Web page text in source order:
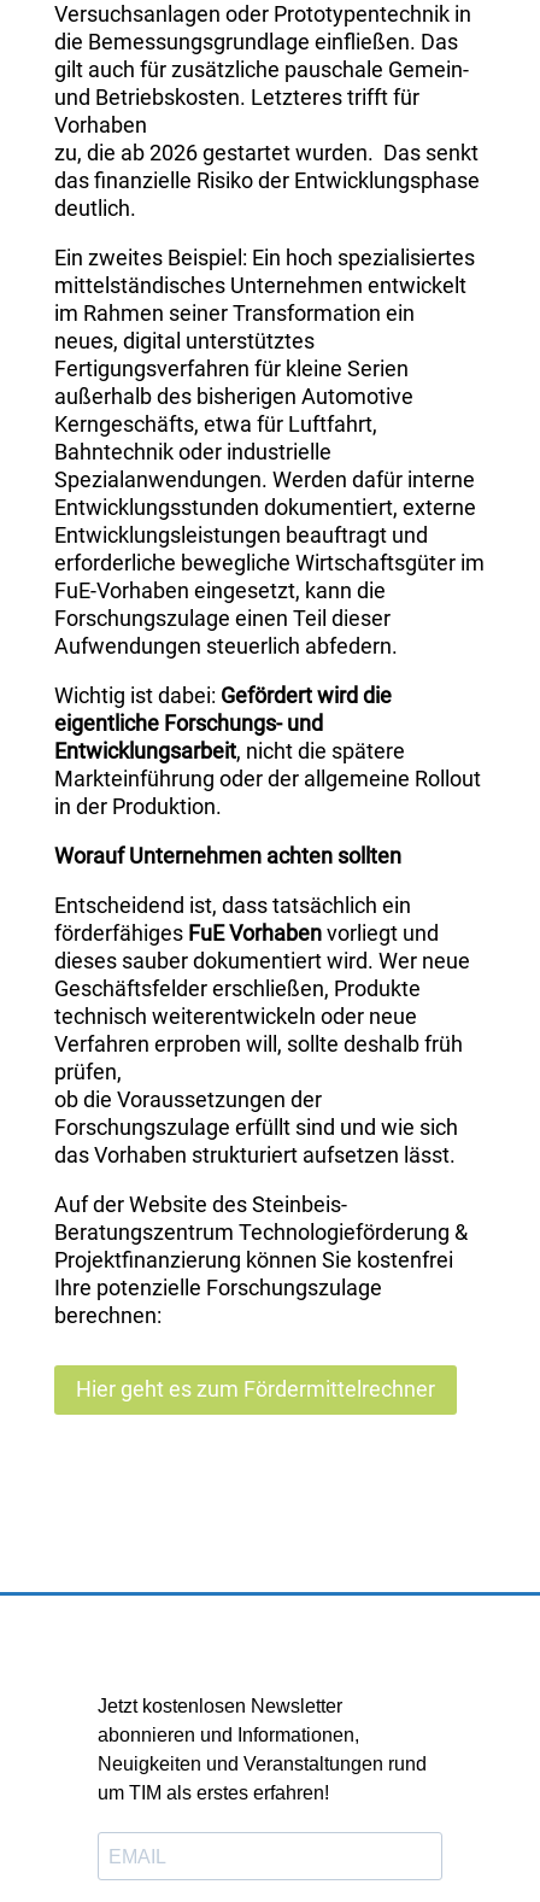
Versuchsanlagen oder Prototypentechnik in
die Bemessungsgrundlage einfließen. Das
gilt auch für zusätzliche pauschale Gemein-
und Betriebskosten. Letzteres trifft für
Vorhaben
zu, die ab 2026 gestartet wurden. Das senkt
das finanzielle Risiko der Entwicklungsphase
deutlich.
Ein zweites Beispiel: Ein hoch spezialisiertes
mittelständisches Unternehmen entwickelt
im Rahmen seiner Transformation ein
neues, digital unterstütztes
Fertigungsverfahren für kleine Serien
außerhalb des bisherigen Automotive
Kerngeschäfts, etwa für Luftfahrt,
Bahntechnik oder industrielle
Spezialanwendungen. Werden dafür interne
Entwicklungsstunden dokumentiert, externe
Entwicklungsleistungen beauftragt und
erforderliche bewegliche Wirtschaftsgüter im
FuE-Vorhaben eingesetzt, kann die
Forschungszulage einen Teil dieser
Aufwendungen steuerlich abfedern.
Wichtig ist dabei: Gefördert wird die
eigentliche Forschungs- und
Entwicklungsarbeit, nicht die spätere
Markteinführung oder der allgemeine Rollout
in der Produktion.
Worauf Unternehmen achten sollten
Entscheidend ist, dass tatsächlich ein
förderfähigesFuE Vorhabenvorliegt und
dieses sauber dokumentiert wird. Wer neue
Geschäftsfelder erschließen, Produkte
technisch weiterentwickeln oder neue
Verfahren erproben will, sollte deshalb früh
prüfen,
ob die Voraussetzungen der
Forschungszulage erfüllt sind und wie sich
das Vorhaben strukturiert aufsetzen lässt.
Auf der Website des Steinbeis-
Beratungszentrum Technologieförderung &
Projektfinanzierung können Sie kostenfrei
Ihre potenzielle Forschungszulage
berechnen:
Hier geht es zum Fördermittelrechner